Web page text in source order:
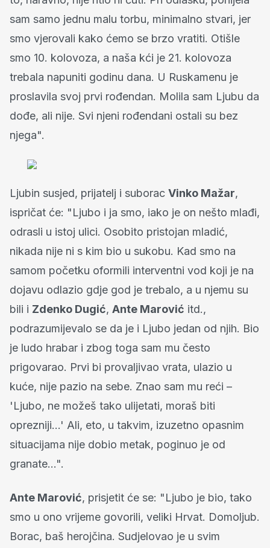
sam samo jednu malu torbu, minimalno stvari, jer
smo vjerovali kako ćemo se brzo vratiti. Otišle
smo 10. kolovoza, a naša kći je 21. kolovoza
trebala napuniti godinu dana. U Ruskamenu je
proslavila svoj prvi rođendan. Molila sam Ljubu da
dođe, ali nije. Svi njeni rođendani ostali su bez
njega".
Ljubin susjed, prijatelj i suborac Vinko Mažar,
ispričat će: "Ljubo i ja smo, iako je on nešto mlađi,
odrasli u istoj ulici. Osobito pristojan mladić,
nikada nije ni s kim bio u sukobu. Kad smo na
samom početku oformili interventni vod koji je na
dojavu odlazio gdje god je trebalo, a u njemu su
bili i Zdenko Dugić, Ante Marović itd.,
podrazumijevalo se da je i Ljubo jedan od njih. Bio
je ludo hrabar i zbog toga sam mu često
prigovarao. Prvi bi provaljivao vrata, ulazio u
kuće, nije pazio na sebe. Znao sam mu reći –
'Ljubo, ne možeš tako ulijetati, moraš biti
oprezniji…' Ali, eto, u takvim, izuzetno opasnim
situacijama nije dobio metak, poginuo je od
granate…".
Ante Marović, prisjetit će se: "Ljubo je bio, tako
smo u ono vrijeme govorili, veliki Hrvat. Domoljub.
Borac, baš herojčina. Sudjelovao je u svim